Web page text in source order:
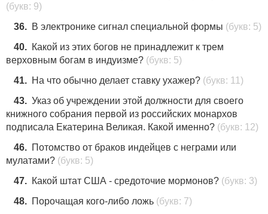
(букв: 9)
36. В электронике сигнал специальной формы (букв: 5)
40. Какой из этих богов не принадлежит к трем
верховным богам в индуизме? (букв: 5)
41. На что обычно делает ставку ухажер? (букв: 11)
43. Указ об учреждении этой должности для своего
книжного собрания первой из российских монархов
подписала Екатерина Великая. Какой именно? (букв: 12)
46. Потомство от браков индейцев с неграми или
мулатами? (букв: 5)
47. Какой штат США - средоточие мормонов? (букв: 3)
48. Порочащая кого-либо ложь (букв: 7)